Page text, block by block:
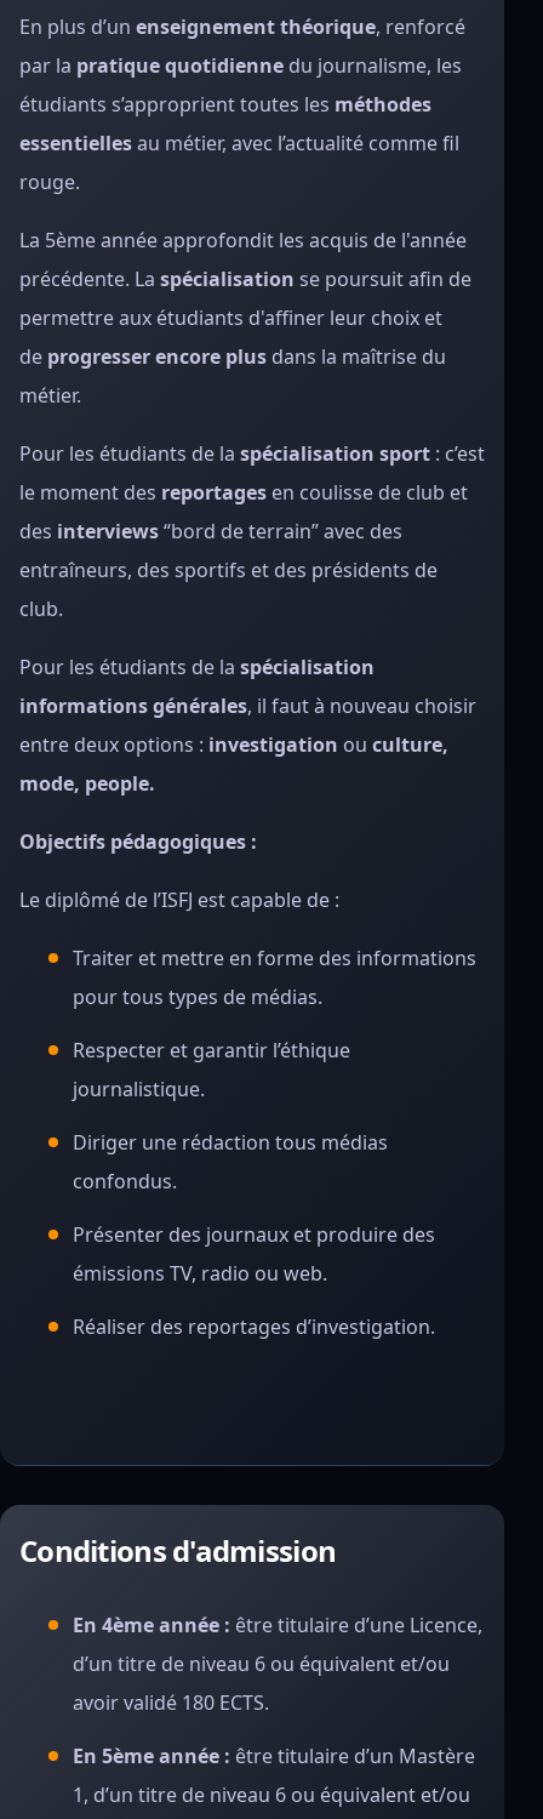
En plus d’un enseignement théorique, renforcé
par la pratique quotidienne du journalisme, les
étudiants s’approprient toutes les méthodes
essentiellesau métier, avec l’actualité comme fil
rouge.
La 5ème année approfondit les acquis de l'année
précédente. La spécialisation se poursuit afin de
permettre aux étudiants d'affiner leur choix et
de progresser encore plus dans la maîtrise du
métier.
Pour les étudiants de la spécialisation sport : c’est
le moment des reportages en coulisse de club et
des interviews“bord de terrain” avec des
entraîneurs, des sportifs et des présidents de
club.
Pour les étudiants de la spécialisation
informations générales, il faut à nouveau choisir
entre deux options : investigation ou culture,
mode, people.
Objectifs pédagogiques :
Le diplômé de l’ISFJ est capable de :
Traiter et mettre en forme des informations
pour tous types de médias.
Respecter et garantir l’éthique
journalistique.
Diriger une rédaction tous médias
confondus.
Présenter des journaux et produire des
émissions TV, radio ou web.
Réaliser des reportages d’investigation.
Conditions d'admission
En 4ème année : être titulaire d’une Licence,
d’un titre de niveau 6 ou équivalent et/ou
avoir validé 180 ECTS.
En 5ème année : être titulaire d’un Mastère
1, d’un titre de niveau 6 ou équivalent et/ou